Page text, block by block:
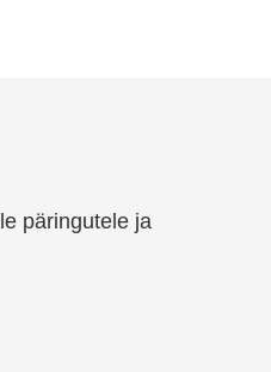
päringutele ja